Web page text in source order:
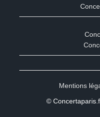
Mentions
©